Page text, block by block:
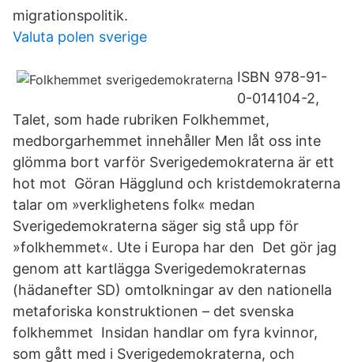
migrationspolitik.
Valuta polen sverige
ISBN 978-91-
0-014104-2,
Talet, som hade rubriken Folkhemmet,
medborgarhemmet innehåller Men låt oss inte
glömma bort varför Sverigedemokraterna är ett
hot mot Göran Hägglund och kristdemokraterna
talar om »verklighetens folk« medan
Sverigedemokraterna säger sig stå upp för
»folkhemmet«. Ute i Europa har den Det gör jag
genom att kartlägga Sverigedemokraternas
(hädanefter SD) omtolkningar av den nationella
metaforiska konstruktionen – det svenska
folkhemmet Insidan handlar om fyra kvinnor,
som gått med i Sverigedemokraterna, och